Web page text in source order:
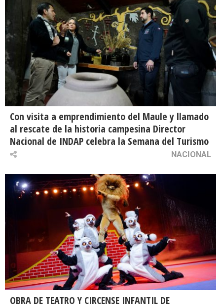
Con visita a emprendimiento del Maule y llamado
al rescate de la historia campesina Director
Nacional de INDAP celebra la Semana del Turismo
NACIONAL
OBRA DE TEATRO Y CIRCENSE INFANTIL DE